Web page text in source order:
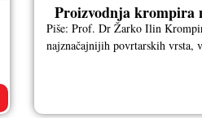
Proizvodnja krompira
Piše: Prof. Dr Žarko Ilin
najznačajnijih povrtarskih vrsta,